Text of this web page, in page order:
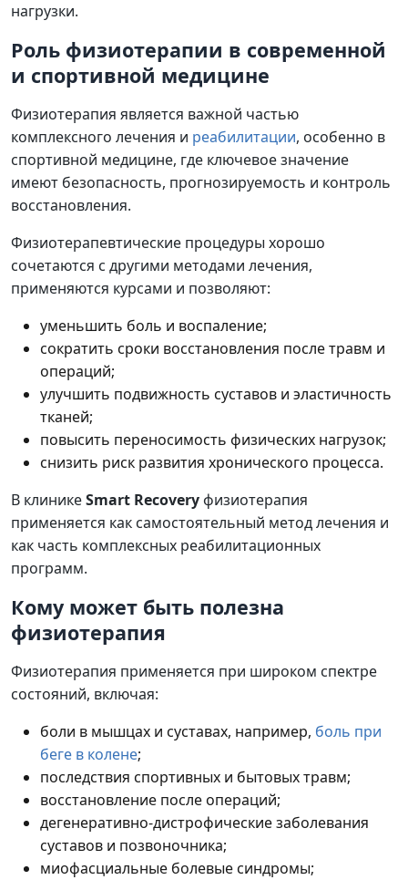
нагрузки.
Роль физиотерапии в современной
и спортивной медицине
Физиотерапия является важной частью
комплексного лечения и реабилитации, особенно в
спортивной медицине, где ключевое значение
имеют безопасность, прогнозируемость и контроль
восстановления.
Физиотерапевтические процедуры хорошо
сочетаются с другими методами лечения,
применяются курсами и позволяют:
уменьшить боль и воспаление;
сократить сроки восстановления после травм и
операций;
улучшить подвижность суставов и эластичность
тканей;
повысить переносимость физических нагрузок;
снизить риск развития хронического процесса.
В клиникеSmart Recoveryфизиотерапия
применяется как самостоятельный метод лечения и
как часть комплексных реабилитационных
программ.
Кому может быть полезна
физиотерапия
Физиотерапия применяется при широком спектре
состояний, включая:
боли в мышцах и суставах, например, боль при
беге в колене;
последствия спортивных и бытовых травм;
восстановление после операций;
дегенеративно-дистрофические заболевания
суставов и позвоночника;
миофасциальные болевые синдромы;